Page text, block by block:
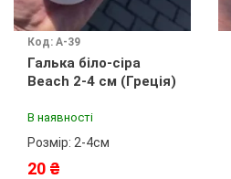
Код: А-39
Галька біло-сіра
Beach 2-4 см (Греція)
В наявності
Розмір: 2-4см
20 ₴